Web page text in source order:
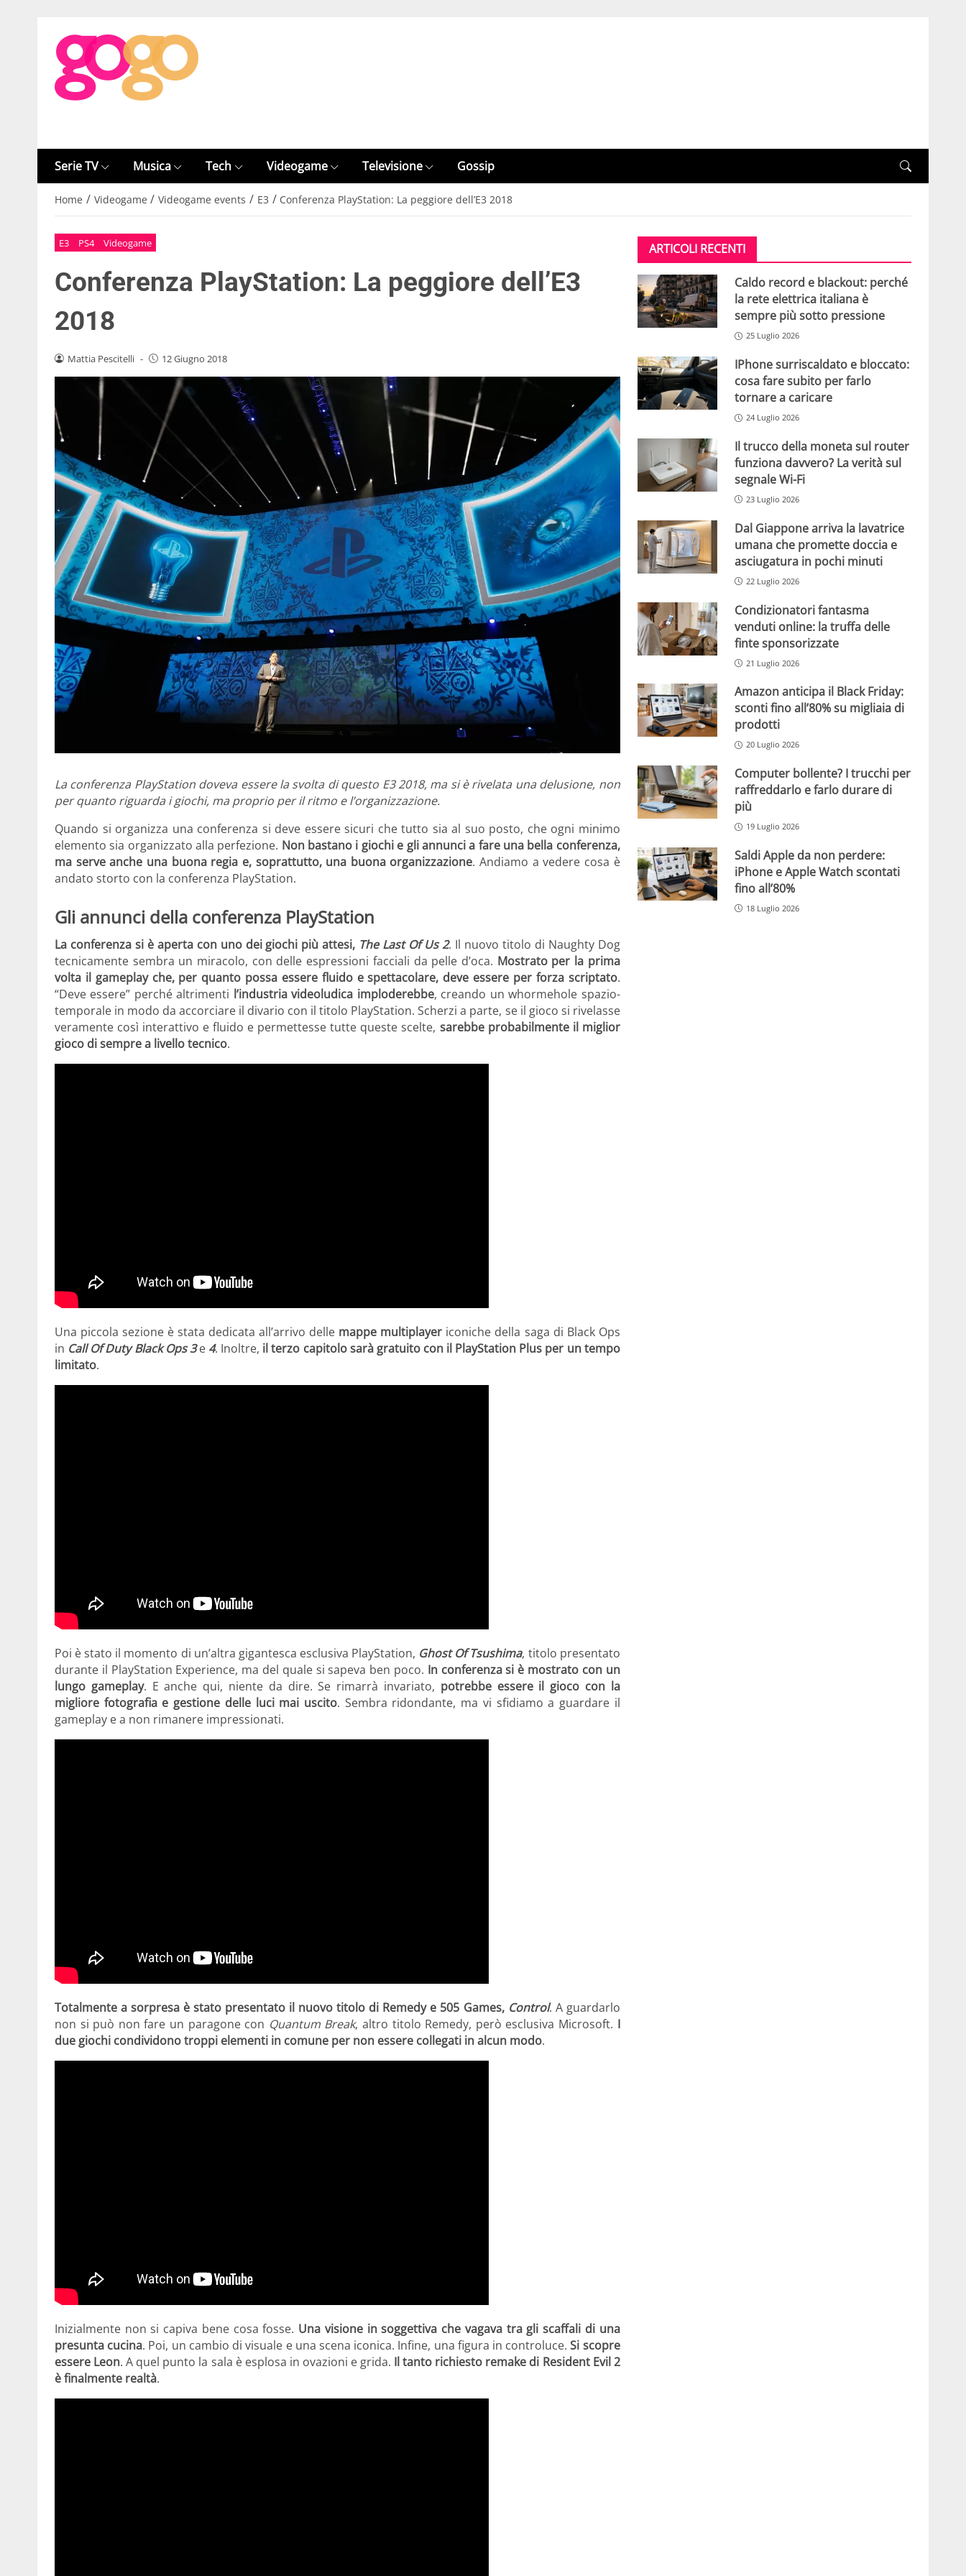
Serie TV Musica Tech Videogame Televisione Gossip
Home / Videogame / Videogame events / E3 / Conferenza PlayStation: La peggiore dell’E3 2018
E3 PS4 Videogame
Conferenza PlayStation: La peggiore dell’E3
2018
Mattia Pescitelli - 12 Giugno 2018
La conferenza PlayStation doveva essere la svolta di questo E3 2018, ma si è rivelata una delusione, non
per quanto riguarda i giochi, ma proprio per il ritmo e l’organizzazione.
Quando si organizza una conferenza si deve essere sicuri che tutto sia al suo posto, che ogni minimo
elemento sia organizzato alla perfezione. Non bastano i giochi e gli annunci a fare una bella conferenza,
ma serve anche una buona regia e, soprattutto, una buona organizzazione. Andiamo a vedere cosa è
andato storto con la conferenza PlayStation.
Gli annunci della conferenza PlayStation
La conferenza si è aperta con uno dei giochi più attesi, The Last Of Us 2. Il nuovo titolo di Naughty Dog
tecnicamente sembra un miracolo, con delle espressioni facciali da pelle d’oca. Mostrato per la prima
volta il gameplay che, per quanto possa essere fluido e spettacolare, deve essere per forza scriptato.
“Deve essere” perché altrimenti l’industria videoludica imploderebbe, creando un whormehole spazio-
temporale in modo da accorciare il divario con il titolo PlayStation. Scherzi a parte, se il gioco si rivelasse
veramente così interattivo e fluido e permettesse tutte queste scelte, sarebbe probabilmente il miglior
gioco di sempre a livello tecnico.
Una piccola sezione è stata dedicata all’arrivo delle mappe multiplayer iconiche della saga di Black Ops
in Call Of Duty Black Ops 3e 4. Inoltre, il terzo capitolo sarà gratuito con il PlayStation Plus per un tempo
limitato.
Poi è stato il momento di un’altra gigantesca esclusiva PlayStation, Ghost Of Tsushima, titolo presentato
durante il PlayStation Experience, ma del quale si sapeva ben poco. In conferenza si è mostrato con un
lungo gameplay. E anche qui, niente da dire. Se rimarrà invariato, potrebbe essere il gioco con la
migliore fotografia e gestione delle luci mai uscito. Sembra ridondante, ma vi sfidiamo a guardare il
gameplay e a non rimanere impressionati.
Totalmente a sorpresa è stato presentato il nuovo titolo di Remedy e 505 Games, Control. A guardarlo
non si può non fare un paragone con Quantum Break, altro titolo Remedy, però esclusiva Microsoft. I
due giochi condividono troppi elementi in comune per non essere collegati in alcun modo.
Inizialmente non si capiva bene cosa fosse. Una visione in soggettiva che vagava tra gli scaffali di una
presunta cucina. Poi, un cambio di visuale e una scena iconica. Infine, una figura in controluce.Si scopre
essere Leon. A quel punto la sala è esplosa in ovazioni e grida. Il tanto richiesto remake di Resident Evil 2
è finalmente realtà.
ARTICOLI RECENTI
Caldo record e blackout: perché
la rete elettrica italiana è
sempre più sotto pressione
25 Luglio 2026
IPhone surriscaldato e bloccato:
cosa fare subito per farlo
tornare a caricare
24 Luglio 2026
Il trucco della moneta sul router
funziona davvero? La verità sul
segnale Wi-Fi
23 Luglio 2026
Dal Giappone arriva la lavatrice
umana che promette doccia e
asciugatura in pochi minuti
22 Luglio 2026
Condizionatori fantasma
venduti online: la truffa delle
finte sponsorizzate
21 Luglio 2026
Amazon anticipa il Black Friday:
sconti fino all’80% su migliaia di
prodotti
20 Luglio 2026
Computer bollente? I trucchi per
raffreddarlo e farlo durare di
più
19 Luglio 2026
Saldi Apple da non perdere:
iPhone e Apple Watch scontati
fino all’80%
18 Luglio 2026